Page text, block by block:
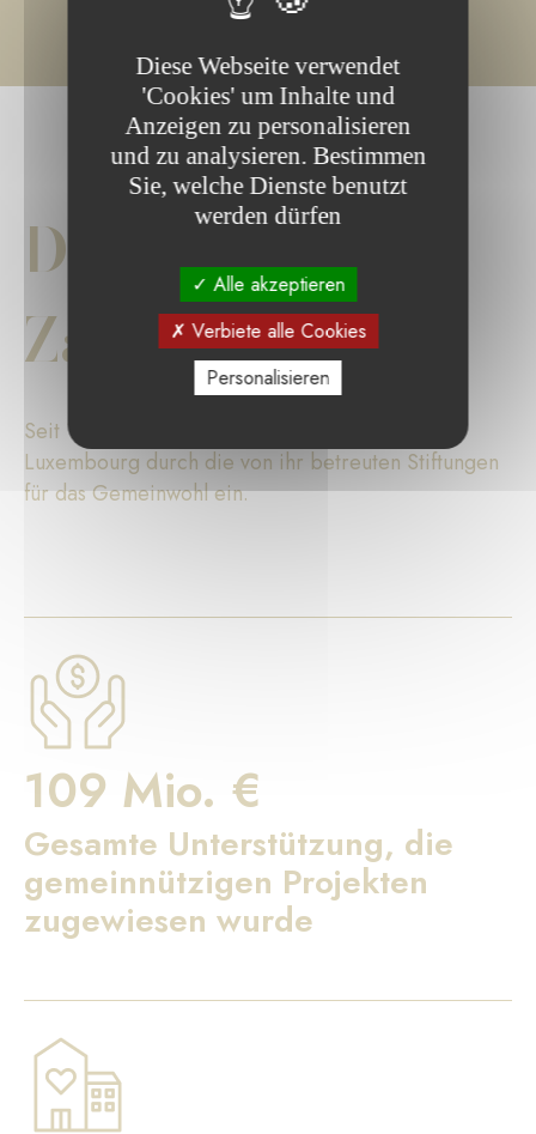
Die wichtigsten
Zahlen
Seit 17 Jahren setzt sich die Fondation de
Luxembourg durch die von ihr betreuten Stiftungen
für das Gemeinwohl ein.
109 Mio. €
Gesamte Unterstützung, die
gemeinnützigen Projekten
zugewiesen wurde
Diese Webseite verwendet
'Cookies' um Inhalte und
Anzeigen zu personalisieren
und zu analysieren. Bestimmen
Sie, welche Dienste benutzt
werden dürfen
Alle akzeptieren
Verbiete alle Cookies
Personalisieren